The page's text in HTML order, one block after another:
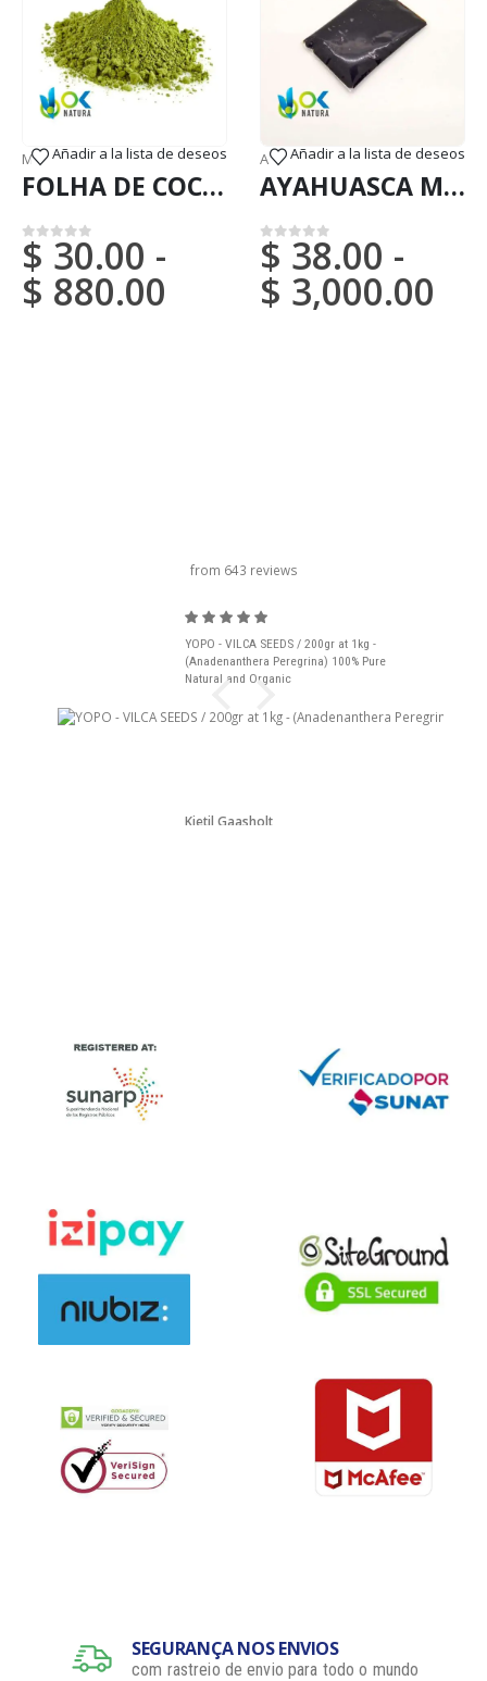
Nacional)
Añadir a la lista de deseos
MAMBE & COCA ,VENDAS (Correio Nacional)
FOLHA DE COCA / 30gr a 2kg / - (Erythroxylum coca) Pó - Chá de Coca
0em 5
$ 30.00 -
$ 880.00
Añadir a la lista de deseos
AYAHUASCA , PASTA DE
AYAHUASCA MIX PASTE / 10gr a 1kg - [Banisteriopsis caapi + Psychotria viridis] / Ayahuasca Vine - Yage - 100% Puro
0em 5
$ 38.00 -
$ 3,000.00
from 643 reviews
YOPO - VILCA SEEDS / 200gr at 1kg -
(Anadenanthera Peregrina) 100% Pure
Natural and Organic
Kjetil Gaasholt
SEGURANÇA NOS ENVIOS
com rastreio de envio para todo o mundo